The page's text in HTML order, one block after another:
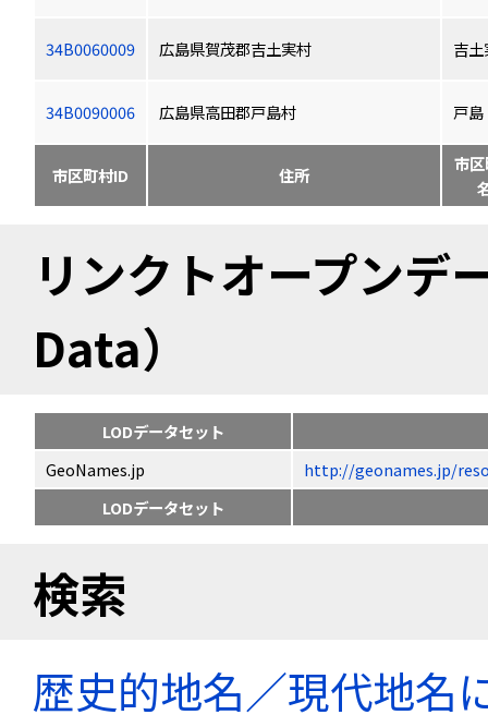
34B0060009 広島県賀茂郡吉土実村 吉土
34B0090006 広島県高田郡戸島村 戸島
市区町村ID 住所
市
リンクトオープン
Data）
LODデータセット
GeoNames.jp
http://geonames.jp/
LODデータセット
検索
歴史的地名／現代地名